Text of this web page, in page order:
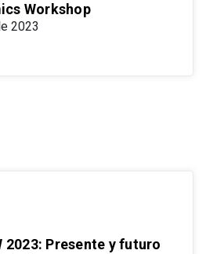
Workshop
2023
2023: Presente y futuro